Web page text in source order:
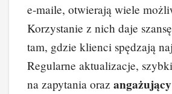
e-maile, otwierają wiele
Korzystanie z nich daje
tam, gdzie klienci spędzają
Regularne aktualizacje,
na zapytania oraz